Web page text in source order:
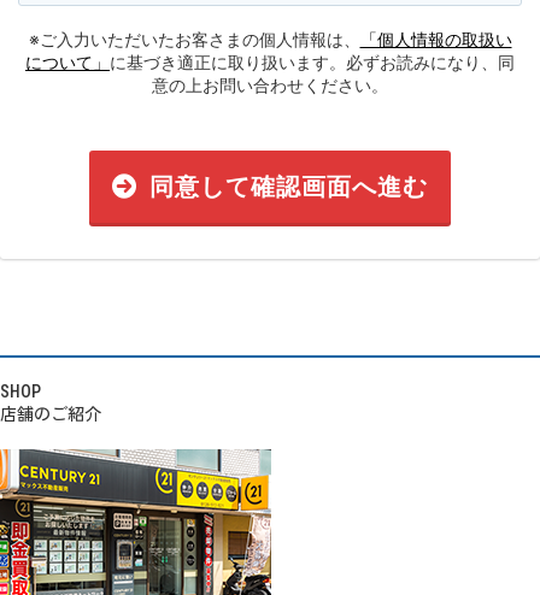
※ご入力いただいたお客さまの個人情報は、
「個人情報の取扱い
について」 に基づき適正に取り扱います。必ずお読みになり、同
意の上お問い合わせください。
同意して確認画面へ進む
SHOP
店舗のご紹介